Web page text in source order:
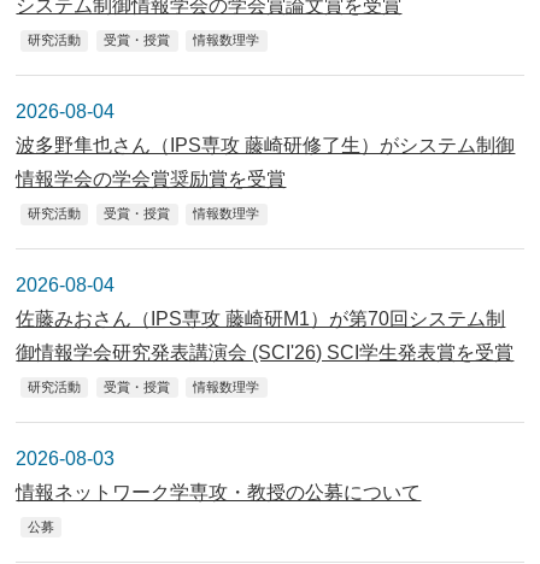
システム制御情報学会の学会賞論文賞を受賞
研究活動 受賞・授賞 情報数理学
2026-08-04
波多野隼也さん（IPS専攻 藤崎研修了生）がシステム制御
情報学会の学会賞奨励賞を受賞
研究活動 受賞・授賞 情報数理学
2026-08-04
佐藤みおさん（IPS専攻 藤崎研M1）が第70回システム制
御情報学会研究発表講演会 (SCI'26) SCI学生発表賞を受賞
研究活動 受賞・授賞 情報数理学
2026-08-03
情報ネットワーク学専攻・教授の公募について
公募